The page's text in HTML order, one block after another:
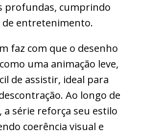
profundas, cumprindo
de entretenimento.
faz com que o desenho
uma animação leve,
de assistir, ideal para
Ao longo de
a série reforça seu estilo
coerência visual e